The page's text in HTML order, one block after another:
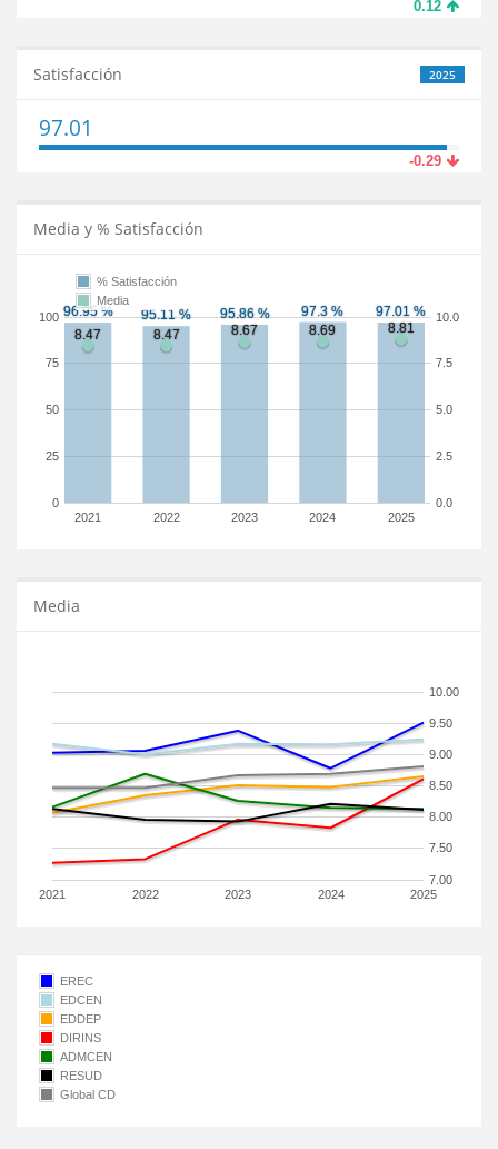
0.12
2025
Satisfacción
97.01
-0.29
Media y % Satisfacción
2021 2022 2023 2024 2025
0
25
50
75
100
0.0
2.5
5.0
7.5
10.0
% Satisfacción
Media
Media
2021 2022 2023 2024 2025
7.00
7.50
8.00
8.50
9.00
9.50
10.00
EREC
EDCEN
EDDEP
DIRINS
ADMCEN
RESUD
Global CD